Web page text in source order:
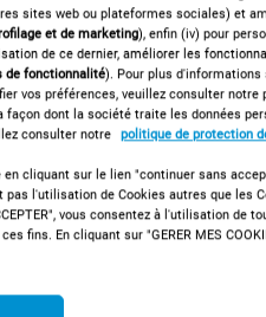
Indesit:
N
présente les caractéristiques
sites web ou plateformes sociales) et
et de marketing), enfin (iv) pour
de ce dernier, améliorer les
de fonctionnalité). Pour plus
vos préférences, veuillez consulter notre
façon dont la société traite les données
consulter notre politique de protection
cliquant sur le lien "continuer sans
l'utilisation de Cookies autres que les
vous consentez à l'utilisation de
fins. En cliquant sur "GERER MES